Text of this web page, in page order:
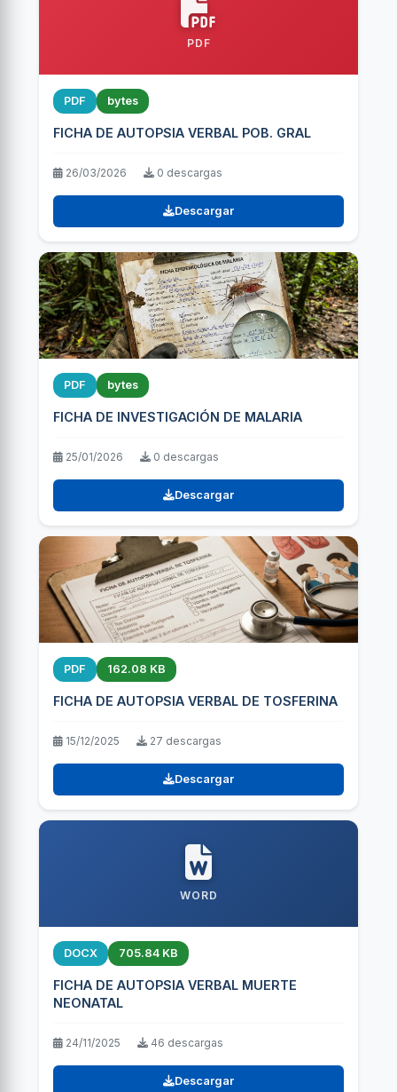
PDF
PDF bytes
FICHA DE AUTOPSIA VERBAL POB. GRAL
26/03/2026 0 descargas
Descargar
PDF bytes
FICHA DE INVESTIGACIÓN DE MALARIA
25/01/2026 0 descargas
Descargar
PDF 162.08 KB
FICHA DE AUTOPSIA VERBAL DE TOSFERINA
15/12/2025 27 descargas
Descargar
WORD
DOCX 705.84 KB
FICHA DE AUTOPSIA VERBAL MUERTE
NEONATAL
24/11/2025 46 descargas
Descargar